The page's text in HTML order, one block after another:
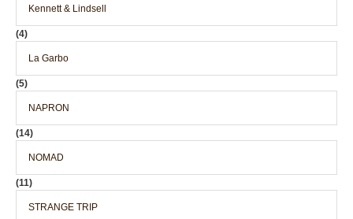
Kennett & Lindsell
(4)
La Garbo
(5)
NAPRON
(14)
NOMAD
(11)
STRANGE TRIP